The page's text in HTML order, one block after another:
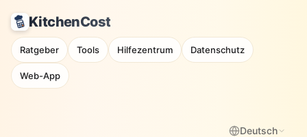
KitchenCost
Ratgeber Tools Hilfezentrum Datenschutz
Web-App
Deutsch